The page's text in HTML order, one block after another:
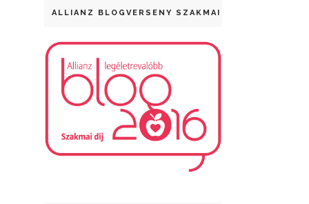
ALLIANZ BLOGVERSENY SZAKMAI DÍJ